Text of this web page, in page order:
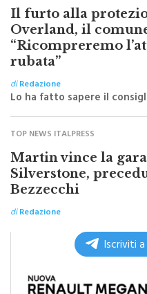
Il furto alla
Overland, il
“Ricompreremo
rubata”
diRedazione
Lo ha fatto sapere il
TOP NEWS ITALPRESS
Martin vince la
Silverstone,
Bezzecchi
diRedazione
Iscriviti